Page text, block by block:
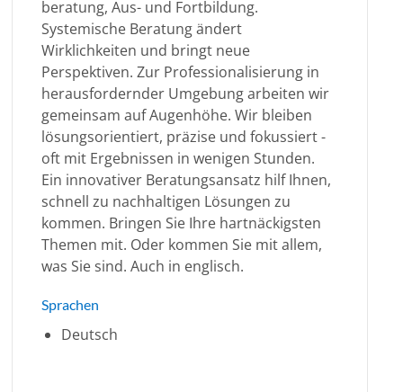
beratung, Aus- und Fortbildung.
Systemische Beratung ändert
Wirklichkeiten und bringt neue
Perspektiven. Zur Professionalisierung in
herausfordernder Umgebung arbeiten wir
gemeinsam auf Augenhöhe. Wir bleiben
lösungsorientiert, präzise und fokussiert -
oft mit Ergebnissen in wenigen Stunden.
Ein innovativer Beratungsansatz hilf Ihnen,
schnell zu nachhaltigen Lösungen zu
kommen. Bringen Sie Ihre hartnäckigsten
Themen mit. Oder kommen Sie mit allem,
was Sie sind. Auch in englisch.
Sprachen
Deutsch